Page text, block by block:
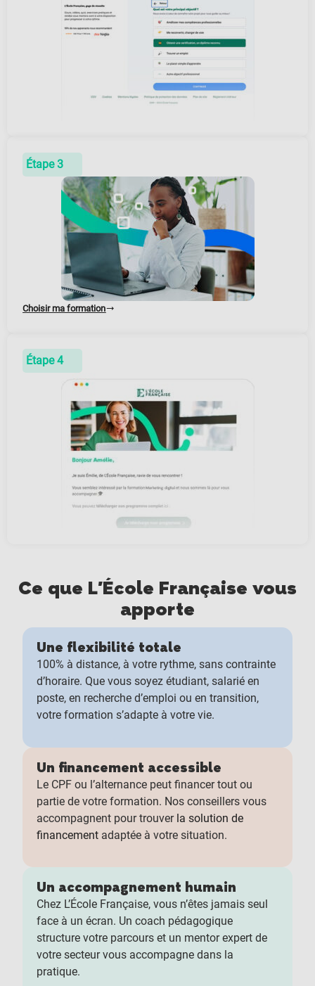
Étape 3
Choisir ma formation
Étape 4
Ce que L'École Française vous
apporte
Une flexibilité totale
100% à distance, à votre rythme, sans contrainte
d’horaire. Que vous soyez étudiant, salarié en
poste, en recherche d’emploi ou en transition,
votre formation s’adapte à votre vie.
Un financement accessible
Le CPF ou l’alternance peut financer tout ou
partie de votre formation. Nos conseillers vous
accompagnent pour trouver la solution de
financementadaptée à votre situation.
Un accompagnement humain
Chez L’École Française, vous n’êtes jamais seul
face à un écran. Un coach pédagogique
structure votre parcours et un mentor expert de
votre secteur vous accompagne dans la
pratique.